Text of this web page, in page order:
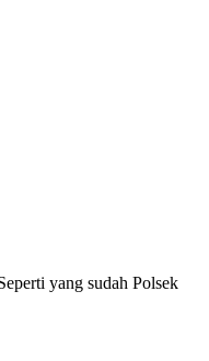
yang sudah Polsek